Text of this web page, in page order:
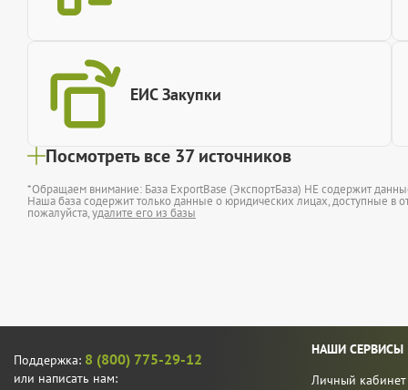
ЕИС Закупки
Посмотреть все 37 источников
*Обращаем внимание: База ExportBase (ЭкспортБаза) НЕ содержит
Наша база содержит только данные о юридических лицах, доступные в
пожалуйста,удалите его из базы
Поддержка: 8 (800) 775-29-12
или написать нам:
НАШИ СЕРВИСЫ
Личный кабинет